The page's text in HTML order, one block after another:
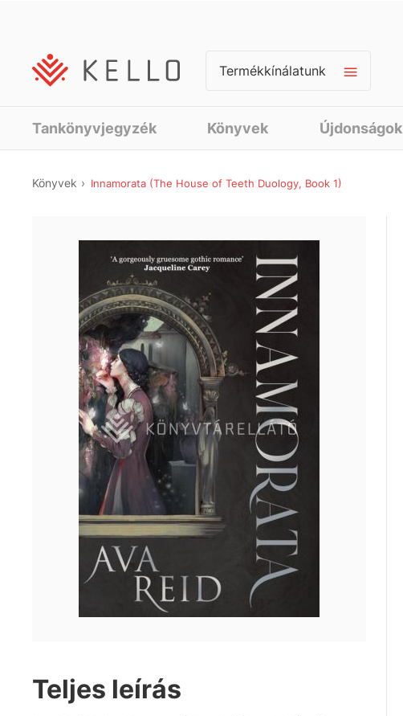
Termékkínálatunk
Tankönyvjegyzék Könyvek Újdonságok
Könyvek Innamorata (The House of Teeth Duology, Book 1)
Teljes leírás